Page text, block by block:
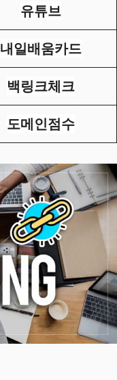
유튜브
내일배움카드
백링크체크
도메인점수